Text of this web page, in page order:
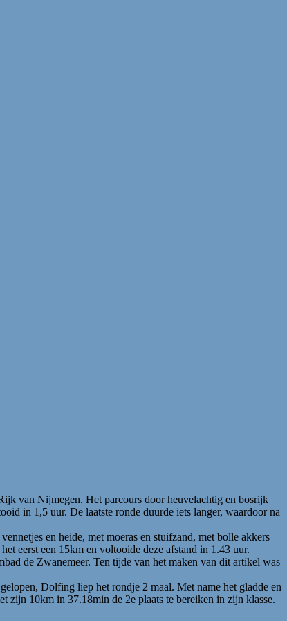
van Nijmegen. Het parcours door heuvelachtig en bosrijk
in 1,5 uur. De laatste ronde duurde iets langer, waardoor na
en heide, met moeras en stuifzand, met bolle akkers
eerst een 15km en voltooide deze afstand in 1.43 uur.
de Zwanemeer. Ten tijde van het maken van dit artikel was
Dolfing liep het rondje 2 maal. Met name het gladde en
10km in 37.18min de 2e plaats te bereiken in zijn klasse.